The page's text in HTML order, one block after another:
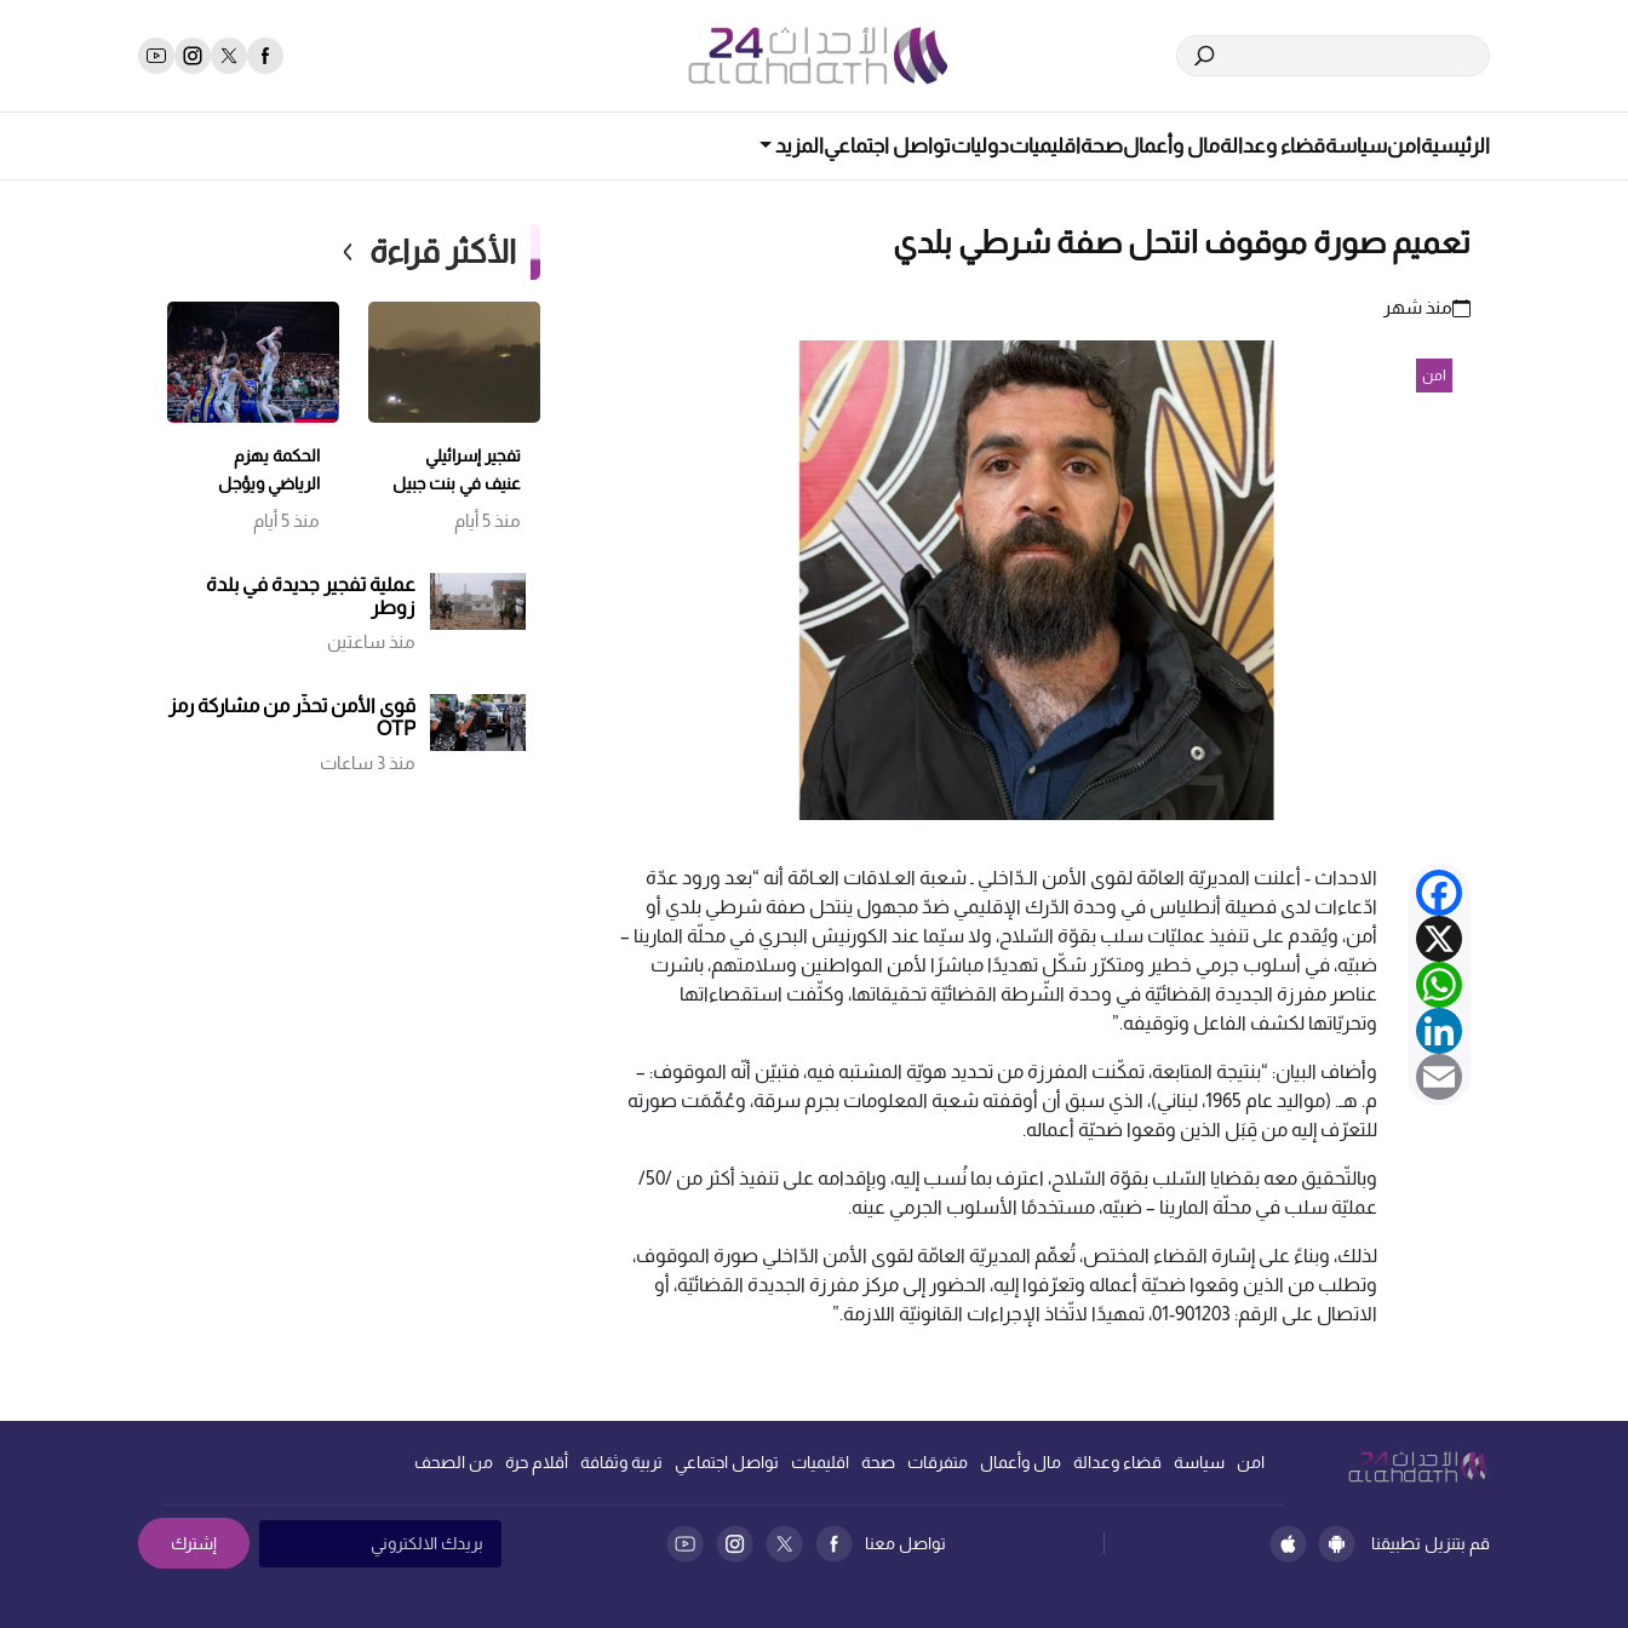
الرئيسيةامنسياسةقضاء وعدالةمال وأعمالصحةاقليمياتدولياتتواصل اجتماعيالمزيد
تعميم صورة موقوف انتحل صفة شرطي بلدي
منذ شهر
امن
Facebook
X
WhatsApp
LinkedIn
Email
الاحداث - أعلنت المديريّة العامّة لقوى الأمن الـدّاخلي ـ شعبة العـلاقات العـامّة أنه “بعد ورود عدّة
ادّعاءات لدى فصيلة أنطلياس في وحدة الدّرك الإقليمي ضدّ مجهول ينتحل صفة شرطي بلدي أو
أمن، ويُقدم على تنفيذ عمليّات سلب بقوّة السّلاح، ولا سيّما عند الكورنيش البحري في محلّة المارينا –
ضبيّه، في أسلوب جرمي خطير ومتكرّر شكّل تهديدًا مباشرًا لأمن المواطنين وسلامتهم، باشرت
عناصر مفرزة الجديدة القضائيّة في وحدة الشّرطة القضائيّة تحقيقاتها، وكثّفت استقصاءاتها
وتحريّاتها لكشف الفاعل وتوقيفه.”
وأضاف البيان: “بنتيجة المتابعة، تمكّنت المفرزة من تحديد هويّة المشتبه فيه، فتبيّن أنّه الموقوف: –
م. هـ. (مواليد عام 1965، لبناني)، الذي سبق أن أوقفته شعبة المعلومات بجرم سرقة، وعُمِّمَت صورته
للتعرّف إليه من قِبَل الذين وقعوا ضحيّة أعماله.
وبالتّحقيق معه بقضايا السّلب بقوّة السّلاح، اعترف بما نُسب إليه، وبإقدامه على تنفيذ أكثر من /50/
عمليّة سلب في محلّة المارينا – ضبيّه، مستخدمًا الأسلوب الجرمي عينه.
لذلك، وبناءً على إشارة القضاء المختص، تُعمِّم المديريّة العامّة لقوى الأمن الدّاخلي صورة الموقوف،
وتطلب من الذين وقعوا ضحيّة أعماله وتعرّفوا إليه، الحضور إلى مركز مفرزة الجديدة القضائيّة، أو
الاتصال على الرقم: 901203-01، تمهيدًا لاتّخاذ الإجراءات القانونيّة اللازمة.”
الأكثر قراءة
تفجير إسرائيلي
عنيف في بنت جبيل
وتمشيط باتجاه
منذ 5 أيام
الحكمة يهزم
الرياضي ويؤجل
حسم اللقب إلى
مباراة سابعة
منذ 5 أيام
عملية تفجير جديدة في بلدة
زوطر
منذ ساعتين
قوى الأمن تحذّر من مشاركة رمز
OTP
منذ 3 ساعات
امن سياسة قضاء وعدالة مال وأعمال متفرقات صحة اقليميات تواصل اجتماعي تربية وثقافة أقلام حرة من الصحف
قم بتنزيل تطبيقنا تواصل معنا إشترك